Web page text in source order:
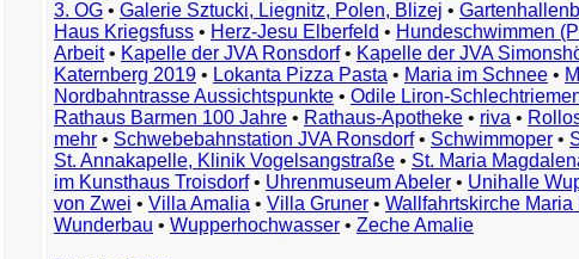
3. OG • Galerie Sztucki, Liegnitz, Polen, Blizej •
Haus Kriegsfuss • Herz-Jesu Elberfeld • Hundeschwimmen
Arbeit• Kapelle der JVA Ronsdorf• Kapelle der JVA
Katernberg 2019 • Lokanta Pizza Pasta • Maria im Schnee •
Nordbahntrasse Aussichtspunkte • Odile Liron-
Rathaus Barmen 100 Jahre • Rathaus-Apotheke • riva •
mehr • Schwebebahnstation JVA Ronsdorf• Schwimmoper •
St. Annakapelle, Klinik Vogelsangstraße • St. Maria
im Kunsthaus Troisdorf• Uhrenmuseum Abeler • Unihalle
von Zwei • Villa Amalia • Villa Gruner • Wallfahrtskirche
Wunderbau • Wupperhochwasser • Zeche Amalie